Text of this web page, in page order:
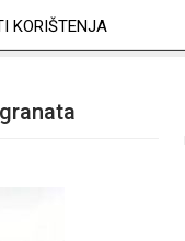
KORIŠTENJA